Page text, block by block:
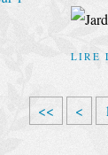
LIRE
<< < 1